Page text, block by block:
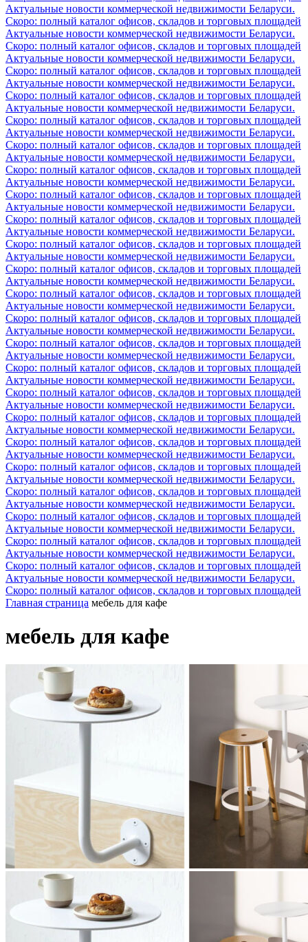
Актуальные новости коммерческой недвижимости Беларуси.
Скоро: полный каталог офисов, складов и торговых площадей
Актуальные новости коммерческой недвижимости Беларуси.
Скоро: полный каталог офисов, складов и торговых площадей
Актуальные новости коммерческой недвижимости Беларуси.
Скоро: полный каталог офисов, складов и торговых площадей
Актуальные новости коммерческой недвижимости Беларуси.
Скоро: полный каталог офисов, складов и торговых площадей
Актуальные новости коммерческой недвижимости Беларуси.
Скоро: полный каталог офисов, складов и торговых площадей
Актуальные новости коммерческой недвижимости Беларуси.
Скоро: полный каталог офисов, складов и торговых площадей
Актуальные новости коммерческой недвижимости Беларуси.
Скоро: полный каталог офисов, складов и торговых площадей
Актуальные новости коммерческой недвижимости Беларуси.
Скоро: полный каталог офисов, складов и торговых площадей
Актуальные новости коммерческой недвижимости Беларуси.
Скоро: полный каталог офисов, складов и торговых площадей
Актуальные новости коммерческой недвижимости Беларуси.
Скоро: полный каталог офисов, складов и торговых площадей
Актуальные новости коммерческой недвижимости Беларуси.
Скоро: полный каталог офисов, складов и торговых площадей
Актуальные новости коммерческой недвижимости Беларуси.
Скоро: полный каталог офисов, складов и торговых площадей
Актуальные новости коммерческой недвижимости Беларуси.
Скоро: полный каталог офисов, складов и торговых площадей
Актуальные новости коммерческой недвижимости Беларуси.
Скоро: полный каталог офисов, складов и торговых площадей
Актуальные новости коммерческой недвижимости Беларуси.
Скоро: полный каталог офисов, складов и торговых площадей
Актуальные новости коммерческой недвижимости Беларуси.
Скоро: полный каталог офисов, складов и торговых площадей
Актуальные новости коммерческой недвижимости Беларуси.
Скоро: полный каталог офисов, складов и торговых площадей
Актуальные новости коммерческой недвижимости Беларуси.
Скоро: полный каталог офисов, складов и торговых площадей
Актуальные новости коммерческой недвижимости Беларуси.
Скоро: полный каталог офисов, складов и торговых площадей
Актуальные новости коммерческой недвижимости Беларуси.
Скоро: полный каталог офисов, складов и торговых площадей
Актуальные новости коммерческой недвижимости Беларуси.
Скоро: полный каталог офисов, складов и торговых площадей
Актуальные новости коммерческой недвижимости Беларуси.
Скоро: полный каталог офисов, складов и торговых площадей
Актуальные новости коммерческой недвижимости Беларуси.
Скоро: полный каталог офисов, складов и торговых площадей
Актуальные новости коммерческой недвижимости Беларуси.
Скоро: полный каталог офисов, складов и торговых площадей
Главная страница мебель для кафе
мебель для кафе